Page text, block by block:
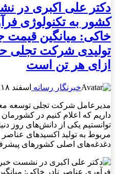
دکتر علی اکبری در
کشور به تکنولوژی
خاکی: میانگین قیمت
ازای هر تن است
خبرنگار رسانه اسفند ۱۸, ۱۴۰۳
مدیرعامل شرکت تجلی توسعه
داریم که اعلام کنیم در کشورمان
توانستیم یکی از دانش‌های روز
مربوط به تولید اکسیدهای
دغدغه‌های اصلی کشورهای